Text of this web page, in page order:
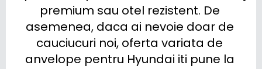
premium sau otel rezistent. De
asemenea, daca ai nevoie doar de
cauciucuri noi, oferta variata de
anvelope pentru Hyundai iti pune la